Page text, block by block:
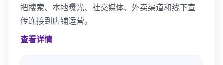
把搜索、本地曝光、社交媒体、外卖渠道和线下宣
传连接到店铺运营。
查看详情